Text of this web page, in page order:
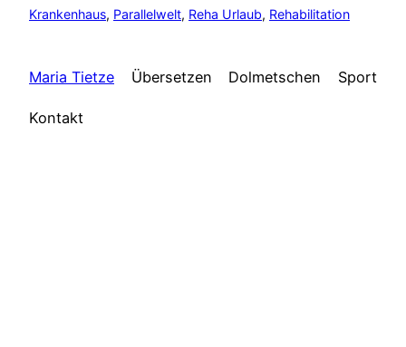
Krankenhaus, Parallelwelt, Reha Urlaub, Rehabilitation
Maria Tietze Übersetzen Dolmetschen Sport
Kontakt